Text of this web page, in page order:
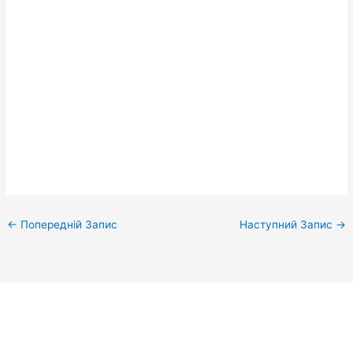
← Попередній Запис Наступний Запис →